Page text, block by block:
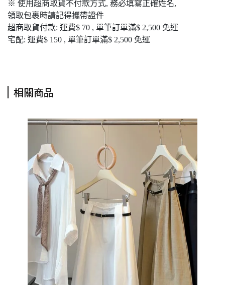
※ 使用超商取貨不付款方式, 務必填寫正確姓名,
領取包裹時請記得攜帶證件
超商取貨付款: 運費$ 70 , 單筆訂單滿$ 2,500 免運
宅配: 運費$ 150 , 單筆訂單滿$ 2,500 免運
相關商品